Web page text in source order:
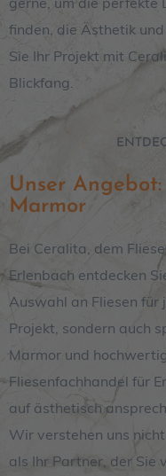
finden, die Ästhetik
Sie Ihr Projekt mit
Blickfang.
Unser
Marmor
Bei Ceralita, dem
Erlenbach entdecken
Auswahl an Fliesen für
Projekt, sondern auch
Marmor und
Fliesenfachhandel für
auf ästhetisch
Wir verstehen uns
als Ihr Partner, der Sie